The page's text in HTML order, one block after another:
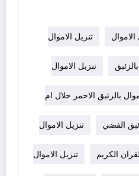
الاموال تنزيل الاموال
تنزيل الاموال
بالزئبق الاحمر حلال ام
الفضي تنزيل الاموال
الكريم تنزيل الاموال